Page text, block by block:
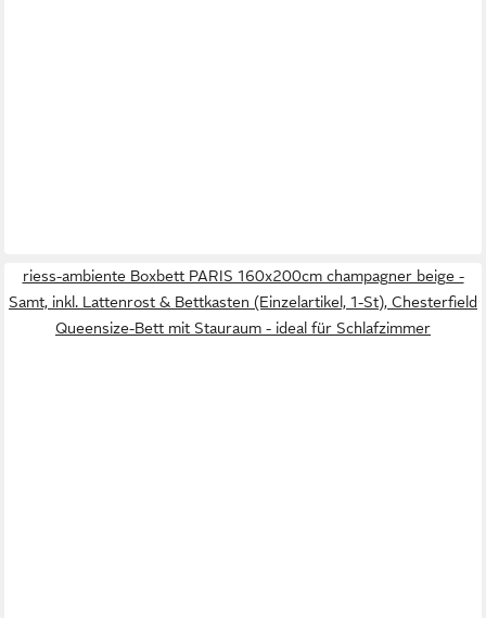
riess-ambiente Boxbett PARIS 160x200cm champagner beige -
Samt, inkl. Lattenrost & Bettkasten (Einzelartikel, 1-St), Chesterfield
Queensize-Bett mit Stauraum - ideal für Schlafzimmer